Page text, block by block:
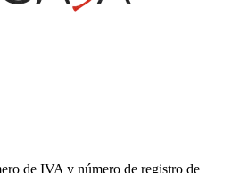
de IVA y número de registro de